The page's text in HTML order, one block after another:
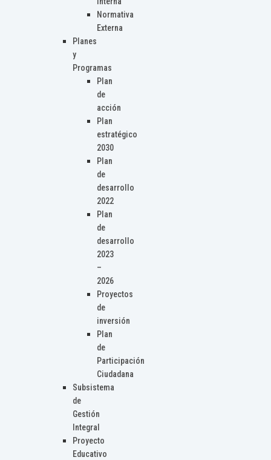
Normativa
Externa
Planes
y
Programas
Plan
de
acción
Plan
estratégico
2030
Plan
de
desarrollo
2022
Plan
de
desarrollo
2023
–
2026
Proyectos
de
inversión
Plan
de
Participación
Ciudadana
Subsistema
de
Gestión
Integral
Proyecto
Educativo